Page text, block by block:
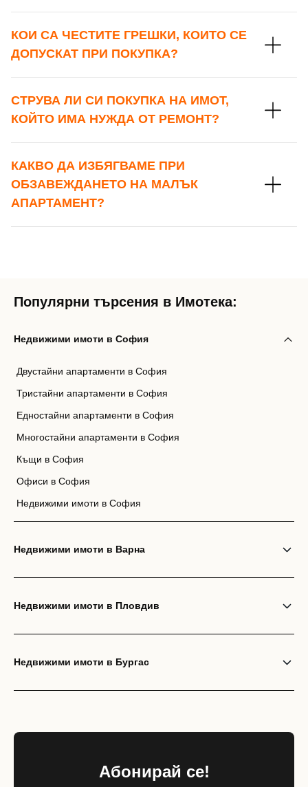
Забравена парола?
или използвай профил
КОИ СА ЧЕСТИТЕ ГРЕШКИ, КОИТО СЕ
ДОПУСКАТ ПРИ ПОКУПКА?
СТРУВА ЛИ СИ ПОКУПКА НА ИМОТ,
КОЙТО ИМА НУЖДА ОТ РЕМОНТ?
КАКВО ДА ИЗБЯГВАМЕ ПРИ
ОБЗАВЕЖДАНЕТО НА МАЛЪК
АПАРТАМЕНТ?
Популярни търсения в Имотека:
Недвижими имоти в София
Двустайни апартаменти в София
Тристайни апартаменти в София
Едностайни апартаменти в София
Многостайни апартаменти в София
Къщи в София
Офиси в София
Недвижими имоти в София
Недвижими имоти в Варна
Недвижими имоти в Пловдив
Недвижими имоти в Бургас
Абонирай се!